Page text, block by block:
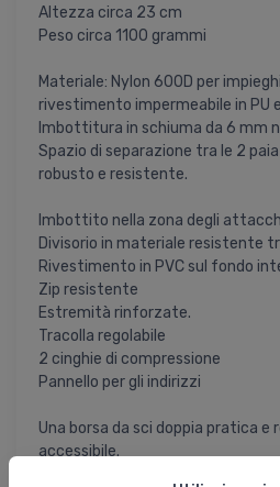
Altezza circa 23 cm
Peso circa 1100 grammi
Materiale: Nylon 600D per
rivestimento impermeabile in PU
Imbottitura in schiuma da 6 mm
Spazio di separazione tra le 2
robusto e resistente.
Imbottito nella zona degli
Divisorio in materiale resistente
Rivestimento in PVC sul fondo
Zip resistente
Estremità rinforzate.
Tracolla regolabile
2 cinghie di compressione
Pannello per gli indirizzi
Una borsa da sci doppia pratica e
accessibile.